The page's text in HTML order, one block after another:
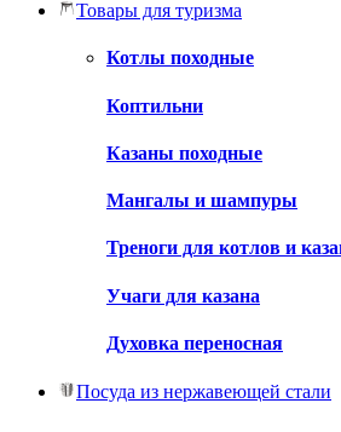
Товары для туризма
Котлы походные
Коптильни
Казаны походные
Мангалы и шампуры
Треноги для котлов и
Учаги для казана
Духовка переносная
Посуда из нержавеющей стали